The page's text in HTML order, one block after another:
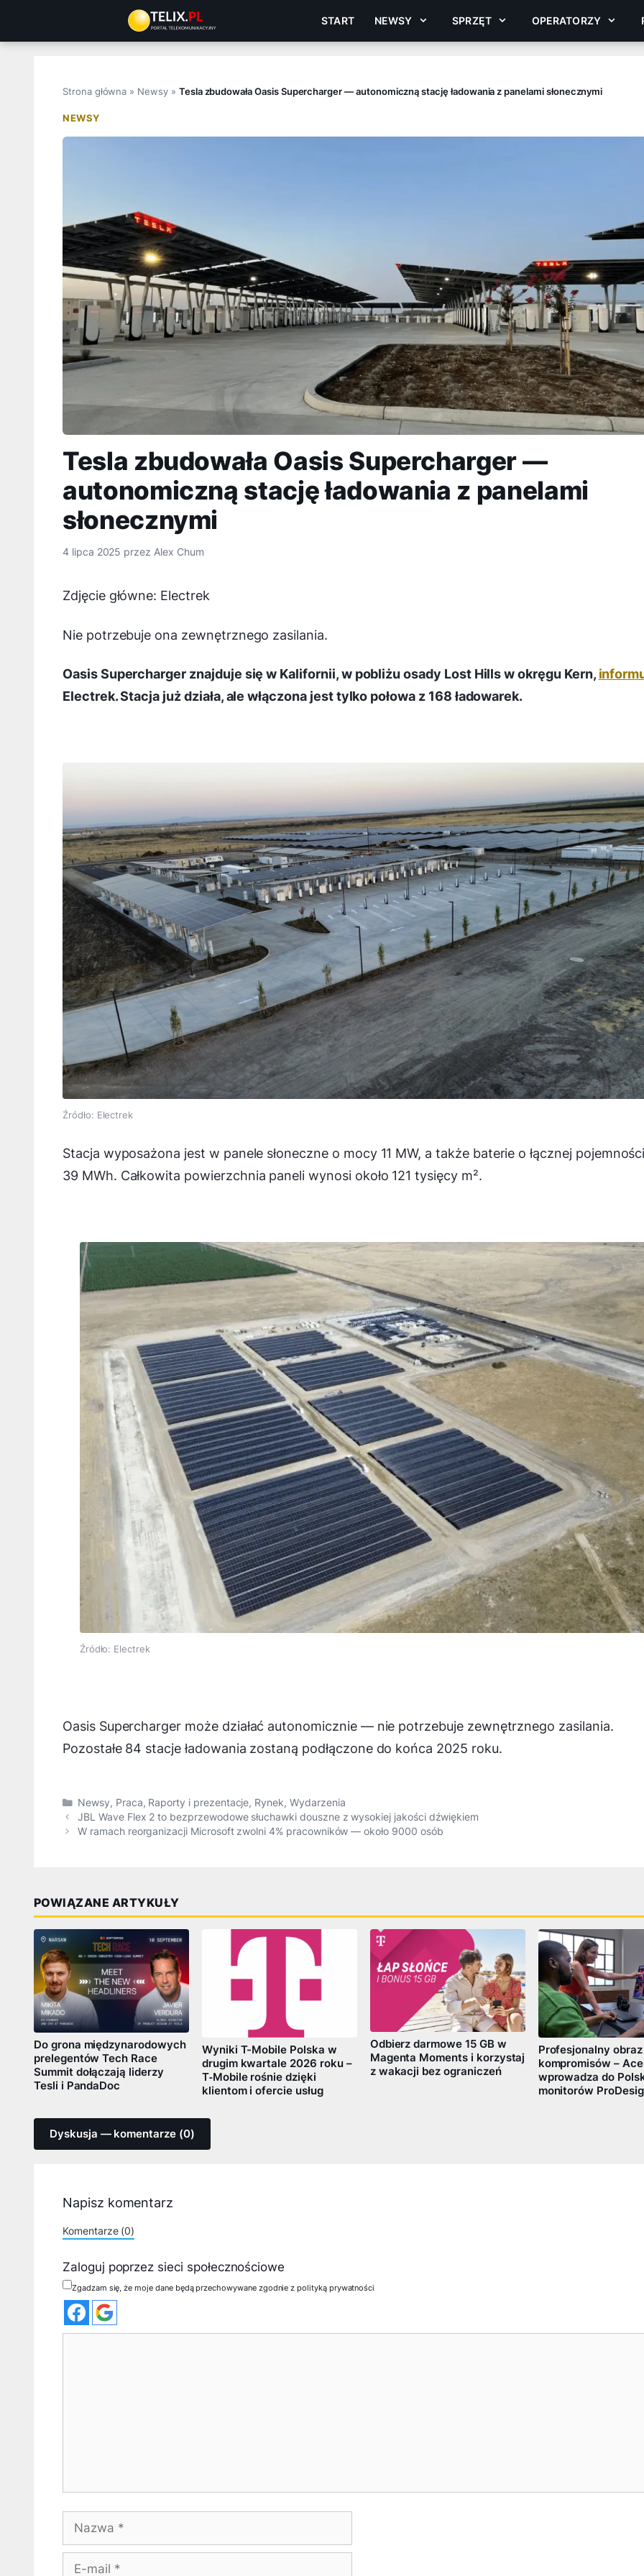
treści
START NEWSY SPRZĘT OPERATORZY
Strona główna » Newsy» Tesla zbudowała Oasis Supercharger — autonomiczną stację ładowania z panelami słonecznymi
NEWSY
Tesla zbudowała Oasis Supercharger —
autonomiczną stację ładowania z panelami
słonecznymi
4 lipca 2025 przez Alex Chum
Zdjęcie główne: Electrek
Nie potrzebuje ona zewnętrznego zasilania.
Oasis Supercharger znajduje się w Kalifornii, w pobliżu osady Lost Hills w okręgu Kern,
Electrek. Stacja już działa, ale włączona jest tylko połowa z 168 ładowarek.
Źródło: Electrek
Stacja wyposażona jest w panele słoneczne o mocy 11 MW, a także baterie o łącznej
39 MWh. Całkowita powierzchnia paneli wynosi około 121 tysięcy m².
Źródło: Electrek
Oasis Supercharger może działać autonomicznie — nie potrzebuje zewnętrznego zasilania.
Pozostałe 84 stacje ładowania zostaną podłączone do końca 2025 roku.
Kategorie
Newsy, Praca, Raporty i prezentacje, Rynek, Wydarzenia
JBL Wave Flex 2 to bezprzewodowe słuchawki douszne z wysokiej jakości dźwiękiem
W ramach reorganizacji Microsoft zwolni 4% pracowników — około 9000 osób
POWIĄZANE ARTYKUŁY
Do grona międzynarodowych
prelegentów Tech Race
Summit dołączają liderzy
Tesli i PandaDoc
Wyniki T-Mobile Polska w
drugim kwartale 2026 roku –
T‑Mobile rośnie dzięki
klientom i ofercie usług
Odbierz darmowe 15 GB w
Magenta Moments i korzystaj
z wakacji bez ograniczeń
Profesjonalny
kompromisów –
wprowadza do
monitorów
Dyskusja — komentarze (0)
Napisz komentarz
Komentarze (0)
Zaloguj poprzez sieci społecznościowe
Zgadzam się, że moje dane będą przechowywane zgodnie z polityką prywatności